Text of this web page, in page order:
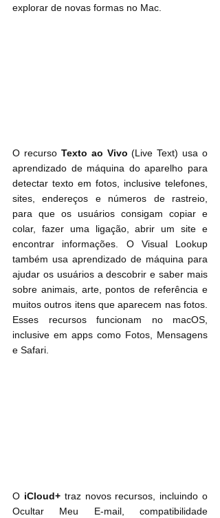
explorar de novas formas no Mac.
O recurso Texto ao Vivo (Live Text) usa o
aprendizado de máquina do aparelho para
detectar texto em fotos, inclusive telefones,
sites, endereços e números de rastreio,
para que os usuários consigam copiar e
colar, fazer uma ligação, abrir um site e
encontrar informações. O Visual Lookup
também usa aprendizado de máquina para
ajudar os usuários a descobrir e saber mais
sobre animais, arte, pontos de referência e
muitos outros itens que aparecem nas fotos.
Esses recursos funcionam no macOS,
inclusive em apps como Fotos, Mensagens
e Safari.
O iCloud+ traz novos recursos, incluindo o
Ocultar Meu E-mail, compatibilidade